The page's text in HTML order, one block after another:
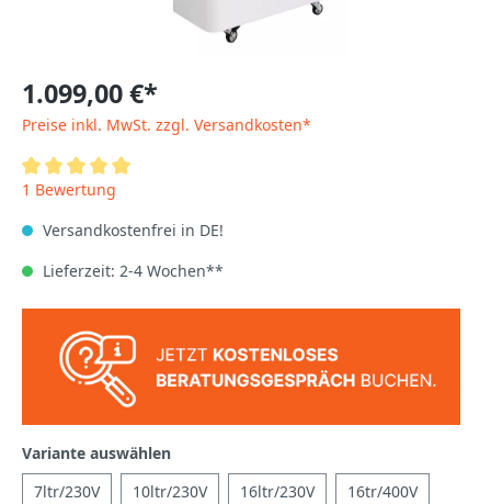
1.099,00 €*
Preise inkl. MwSt. zzgl. Versandkosten*
1 Bewertung
Versandkostenfrei in DE!
Lieferzeit: 2-4 Wochen**
Variante auswählen
7ltr/230V
10ltr/230V 16ltr/230V 16tr/400V